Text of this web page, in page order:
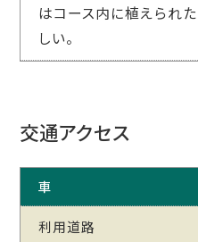
はコース内に植えられ
しい。
交通アクセス
車
利用道路